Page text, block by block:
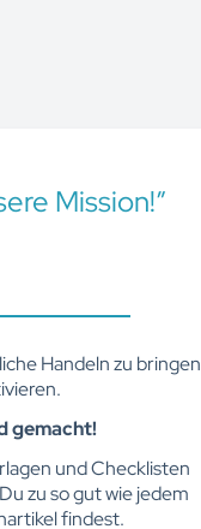
Mission!”
Handeln zu bringen
gemacht!
und Checklisten
zu so gut wie jedem
findest.